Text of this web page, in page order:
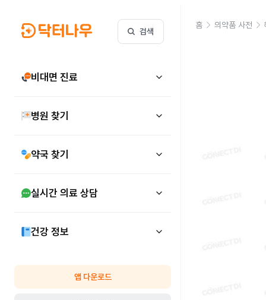
검색
비대면 진료
병원 찾기
약국 찾기
실시간 의료 상담
건강 정보
앱 다운로드
홈 의약품 사전